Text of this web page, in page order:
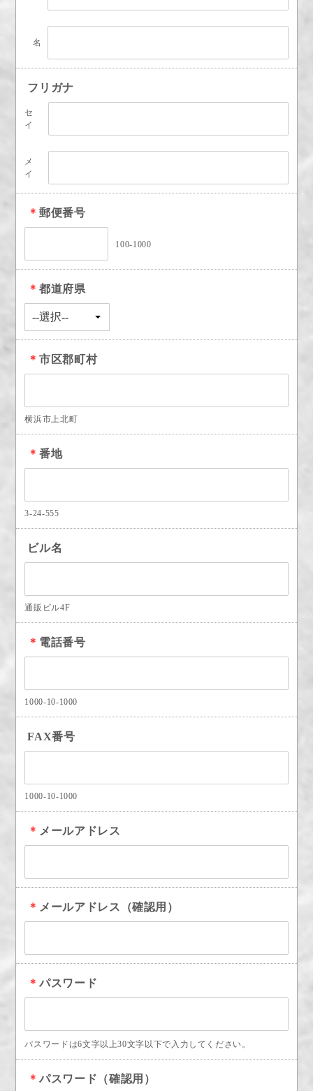
名
フリガナ
セ
イ
メ
イ
＊郵便番号
100-1000
＊都道府県
＊市区郡町村
横浜市上北町
＊番地
3-24-555
ビル名
通販ビル4F
＊ 電話番号
1000-10-1000
FAX番号
1000-10-1000
＊ メールアドレス
＊ メールアドレス（確認用）
＊パスワード
パスワードは6文字以上30文字以下で入力してください。
＊パスワード（確認用）